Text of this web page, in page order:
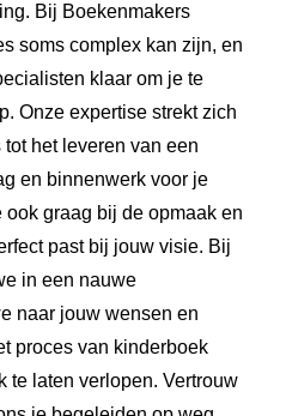
Bij Boekenmakers
soms complex kan zijn, en
klaar om je te
Onze expertise strekt zich
het leveren van een
en binnenwerk voor je
graag bij de opmaak en
past bij jouw visie. Bij
in een nauwe
naar jouw wensen en
proces van kinderboek
te laten verlopen. Vertrouw